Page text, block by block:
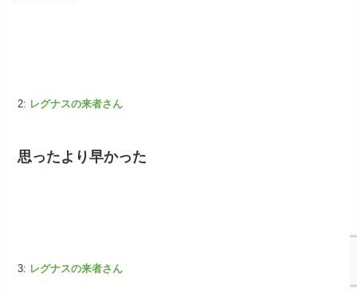
2: レグナスの来者さん
思ったより早かった
3: レグナスの来者さん